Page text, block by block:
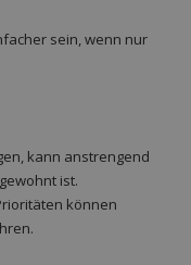
sein, wenn nur
kann anstrengend
ist.
können